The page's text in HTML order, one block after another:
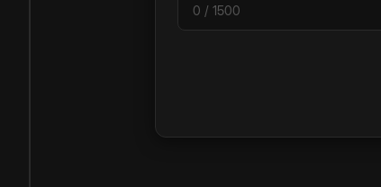
0 / 1500